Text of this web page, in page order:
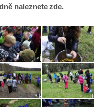
naleznete zde.